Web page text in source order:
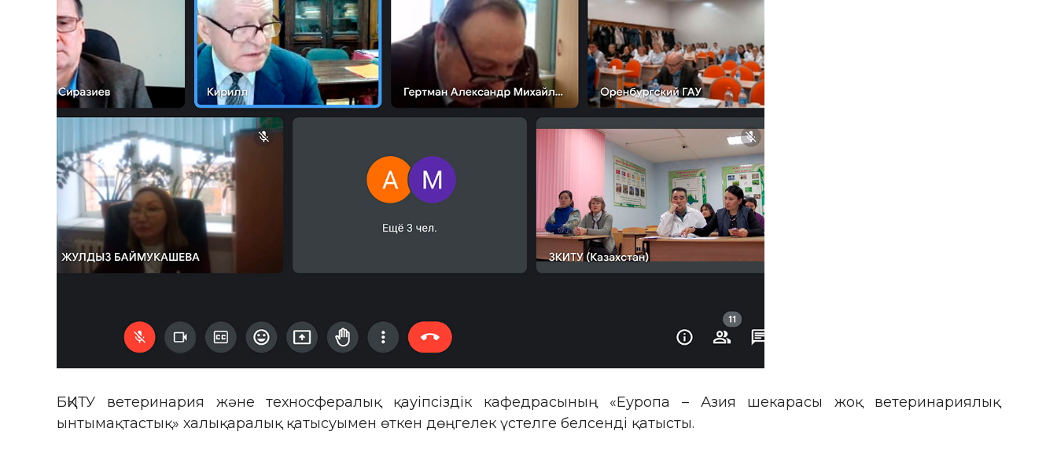
БҚИТУ ветеринария және техносфералық қауіпсіздік кафедрасының «Еуропа – Азия шекарасы жоқ ветеринариялық
ынтымақтастық» халықаралық қатысуымен өткен дөңгелек үстелге белсенді қатысты.